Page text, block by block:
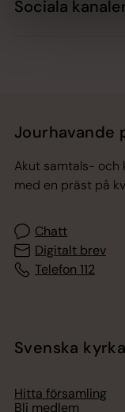
Sociala
Jourhavande
Akut samtals- och
med en präst på
Chatt
Digitalt brev
Telefon 112
Svenska
Hitta församling
Bli medlem